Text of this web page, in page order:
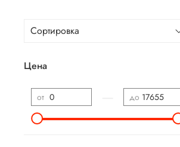
Цена
от до